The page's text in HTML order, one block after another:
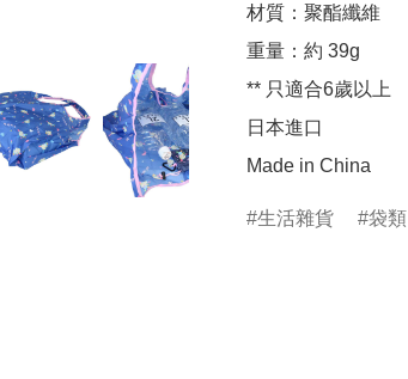
材質：聚酯纖維
重量：約 39g
** 只適合6歲以上
日本進口
Made in China
生活雜貨 袋類